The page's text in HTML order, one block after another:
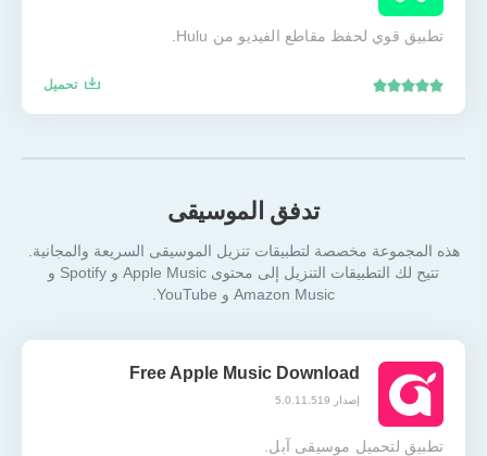
تطبيق قوي لحفظ مقاطع الفيديو من Hulu.
تحميل
تدفق الموسيقى
هذه المجموعة مخصصة لتطبيقات تنزيل الموسيقى السريعة والمجانية.
تتيح لك التطبيقات التنزيل إلى محتوى Apple Music و Spotify و
Amazon Music و YouTube.
Free Apple Music Download
إصدار 5.0.11.519
تطبيق لتحميل موسيقى آبل.